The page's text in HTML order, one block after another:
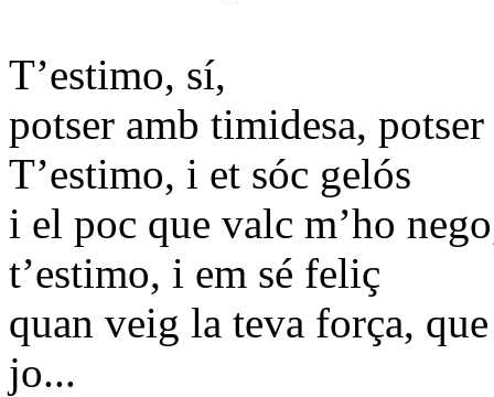
T’estimo, sí,
potser amb timidesa, potser
T’estimo, i et sóc gelós
i el poc que valc m’ho
t’estimo, i em sé feliç
quan veig la teva força,
jo...